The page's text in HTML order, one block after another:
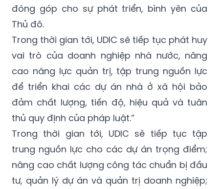
đóng góp cho sự phát triển, bình yên của
Thủ đô.
Trong thời gian tới, UDIC sẽ tiếp tục phát huy
vai trò của doanh nghiệp nhà nước, nâng
cao năng lực quản trị, tập trung nguồn lực
để triển khai các dự án nhà ở xã hội bảo
đảm chất lượng, tiến độ, hiệu quả và tuân
thủ quy định của pháp luật.”
Trong thời gian tới, UDIC sẽ tiếp tục tập
trung nguồn lực cho các dự án trọng điểm;
nâng cao chất lượng công tác chuẩn bị đầu
tư, quản lý dự án và quản trị doanh nghiệp;